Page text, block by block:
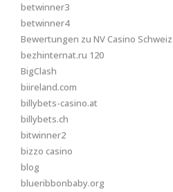
betwinner3
betwinner4
Bewertungen zu NV Casino Schweiz
bezhinternat.ru 120
BigClash
biireland.com
billybets-casino.at
billybets.ch
bitwinner2
bizzo casino
blog
blueribbonbaby.org